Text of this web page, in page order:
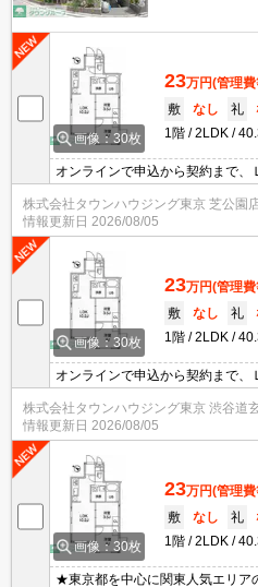
画像：30枚
23万円(管理
敷
なし 礼
1階
2LDK
オンラインで申込から契約まで、
株式会社タウンハウジング東京 芝公園
情報更新日 2026/08/05
画像：30枚
23万円(管理
敷
なし 礼
1階
2LDK
オンラインで申込から契約まで、
株式会社タウンハウジング東京 渋谷道
情報更新日 2026/08/05
画像：30枚
23万円(管理
敷
なし 礼
1階
2LDK
★東京都を中心に関東人気エリア